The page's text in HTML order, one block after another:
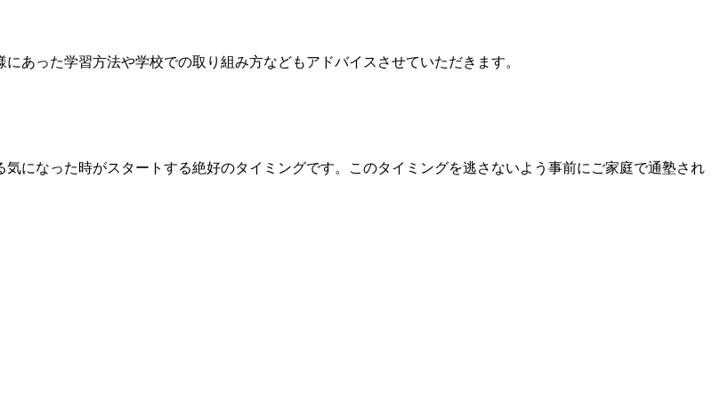
あった学習方法や学校での取り組み方などもアドバイスさせていただきます。
になった時がスタートする絶好のタイミングです。このタイミングを逃さないよう事前にご家庭で通塾され